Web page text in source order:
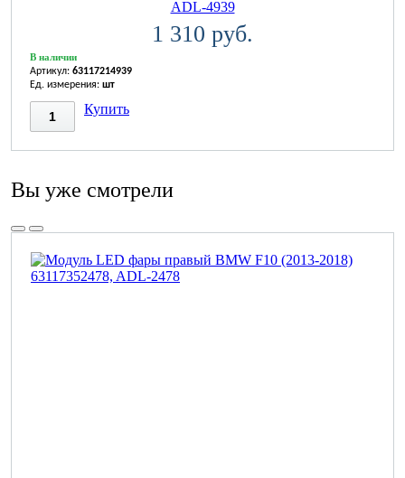
ADL-4939
1 310 руб.
В наличии
Артикул: 63117214939
Ед. измерения: шт
Купить
Вы уже смотрели